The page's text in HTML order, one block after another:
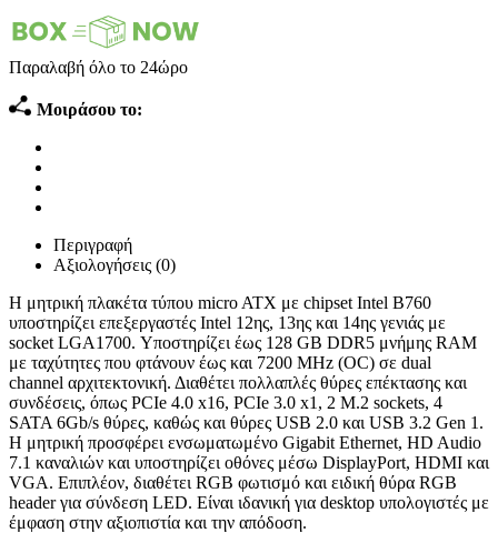
Παραλαβή όλο το 24ώρο
Μοιράσου το:
Περιγραφή
Αξιολογήσεις (0)
Η μητρική πλακέτα τύπου micro ATX με chipset Intel B760
υποστηρίζει επεξεργαστές Intel 12ης, 13ης και 14ης γενιάς με
socket LGA1700. Υποστηρίζει έως 128 GB DDR5 μνήμης RAM
με ταχύτητες που φτάνουν έως και 7200 MHz (OC) σε dual
channel αρχιτεκτονική. Διαθέτει πολλαπλές θύρες επέκτασης και
συνδέσεις, όπως PCIe 4.0 x16, PCIe 3.0 x1, 2 M.2 sockets, 4
SATA 6Gb/s θύρες, καθώς και θύρες USB 2.0 και USB 3.2 Gen 1.
Η μητρική προσφέρει ενσωματωμένο Gigabit Ethernet, HD Audio
7.1 καναλιών και υποστηρίζει οθόνες μέσω DisplayPort, HDMI και
VGA. Επιπλέον, διαθέτει RGB φωτισμό και ειδική θύρα RGB
header για σύνδεση LED. Είναι ιδανική για desktop υπολογιστές με
έμφαση στην αξιοπιστία και την απόδοση.